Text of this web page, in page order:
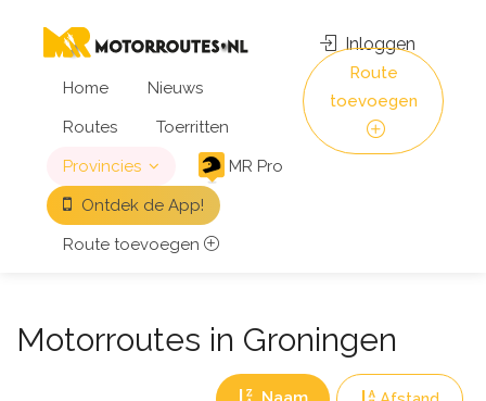
Home
Nieuws
Routes
Toerritten
Provincies
MR Pro
Ontdek de App!
Route toevoegen
Inloggen
Route
toevoegen
Motorroutes in Groningen